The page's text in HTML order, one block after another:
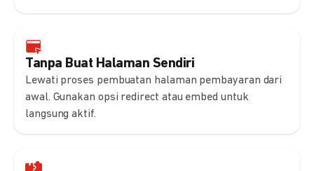
Tanpa Buat Halaman Sendiri
Lewati proses pembuatan halaman pembayaran dari
awal. Gunakan opsi redirect atau embed untuk
langsung aktif.